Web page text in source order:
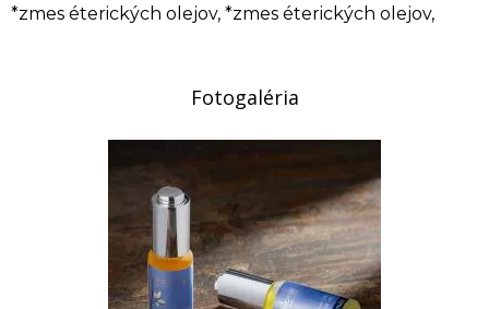
*zmes éterických olejov, *zmes éterických olejov,
Fotogaléria